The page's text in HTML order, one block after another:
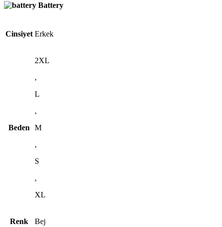
Battery
Cinsiyet Erkek
Beden
2XL
,
L
,
M
,
S
,
XL
Renk Bej